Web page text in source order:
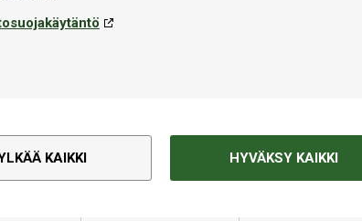
KAIKKI HYVÄKSY KAIKKI